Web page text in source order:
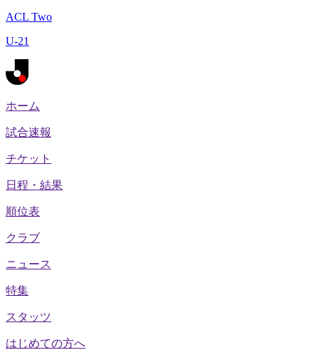
ACL Two
U-21
ホーム
試合速報
チケット
日程・結果
順位表
クラブ
ニュース
特集
スタッツ
はじめての方へ